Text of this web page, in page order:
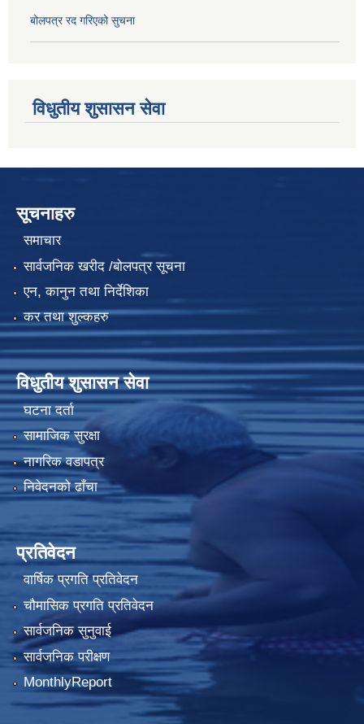
बोलपत्र रद गरिएको सुचना
विधुतीय शुसासन सेवा
सूचनाहरु
समाचार
सार्वजनिक खरीद /बोलपत्र सूचना
एन, कानुन तथा निर्देशिका
कर तथा शुल्कहरु
विधुतीय शुसासन सेवा
घटना दर्ता
सामाजिक सुरक्षा
नागरिक वडापत्र
निवेदनको ढाँचा
प्रतिवेदन
वार्षिक प्रगति प्रतिवेदन
चौमासिक प्रगति प्रतिवेदन
सार्वजनिक सुनुवाई
सार्वजनिक परीक्षण
MonthlyReport